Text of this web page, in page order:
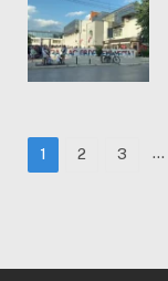
1 2 3 …